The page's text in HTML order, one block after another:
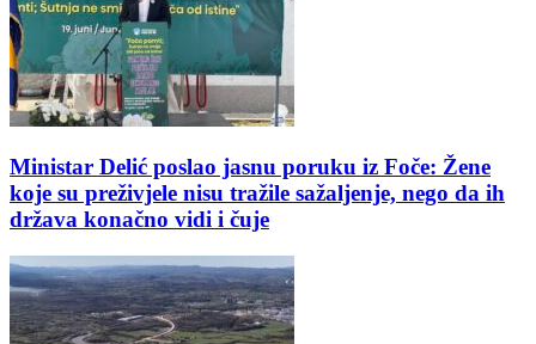
Ministar Delić poslao jasnu poruku iz Foče: Žene
koje su preživjele nisu tražile sažaljenje, nego da ih
država konačno vidi i čuje